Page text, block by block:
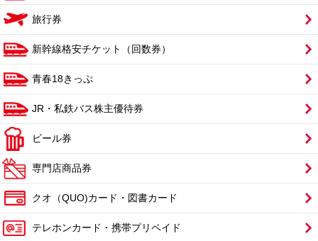
旅行券
新幹線格安チケット（回数券）
青春18きっぷ
JR・私鉄バス株主優待券
ビール券
専門店商品券
クオ（QUO)カード・図書カード
テレホンカード・携帯プリペイド